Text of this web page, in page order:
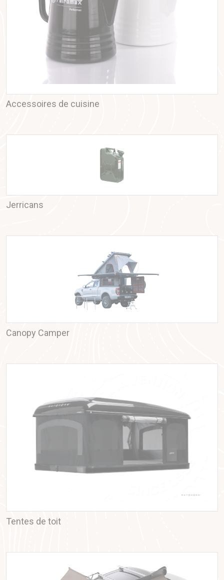
Accessoires de cuisine
Jerricans
Canopy Camper
Tentes de toit